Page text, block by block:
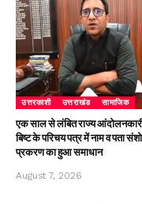
उत्तरकाशी उत्तराखंड सामाजिक
एक साल से लंबित राज्य
बिष्ट के परिचय पत्र में नाम व पता
प्रकरण का हुआ समाधान
August 7, 2026